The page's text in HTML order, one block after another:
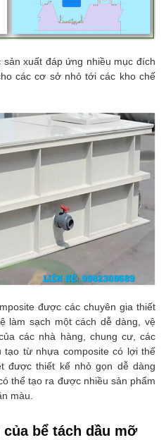
sản xuất đáp ứng nhiều mục đích
các cơ sở nhỏ tới các kho chế
được các chuyên gia thiết
làm sạch một cách dễ dàng, vệ
các nhà hàng, chung cư, các
tạo từ nhựa composite có lợi thế
được thiết kế nhỏ gọn dễ dàng
thể tạo ra được nhiều sản phẩm
màu.
bể tách dầu mỡ